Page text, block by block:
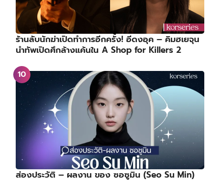
ร้านลับนักฆ่าเปิดทำการอีกครั้ง! อีดงอุค – คิมฮเยจุน
นำทัพเปิดศึกล้างแค้นใน A Shop for Killers 2
ส่องประวัติ – ผลงาน ของ ซอซูมิน (Seo Su Min)